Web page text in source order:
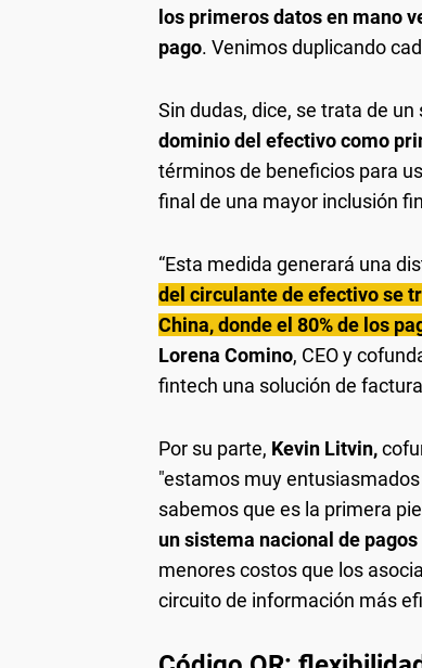
los primeros datos en mano
pago. Venimos duplicando
Sin dudas, dice, se trata de un
dominio del efectivo como
términos de beneficios para
final de una mayor inclusión
“Esta medida generará una
del circulante de efectivo se
China, donde el 80% de los
Lorena Comino, CEO y
fintech una solución de
Por su parte, Kevin Litvin,
"estamos muy
sabemos que es la primera
un sistema nacional de
menores costos que los
circuito de información más